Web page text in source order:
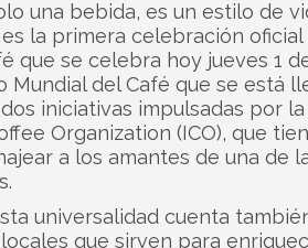
una bebida, es un estilo de
la primera celebración oficial
que se celebra hoy jueves 1
Mundial del Café que se está
iniciativas impulsadas por la
Organization (ICO), que
a los amantes de una de
universalidad cuenta
que sirven para